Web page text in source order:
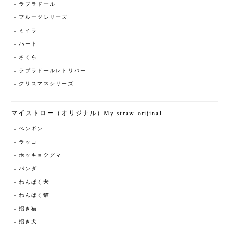
ラブラドール
フルーツシリーズ
ミイラ
ハート
さくら
ラブラドールレトリバー
クリスマスシリーズ
マイストロー（オリジナル）My straw orijinal
ペンギン
ラッコ
ホッキョクグマ
パンダ
わんぱく犬
わんぱく猫
招き猫
招き犬